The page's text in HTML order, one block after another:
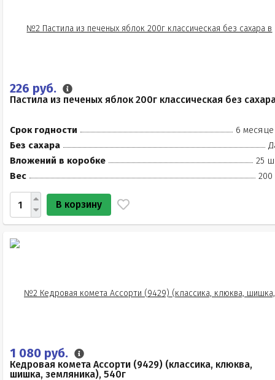
226 руб.
Пастила из печеных яблок 200г классическая без
Срок годности
6
Без сахара
Вложений в коробке
25
Вес
200
В корзину
1 080 руб.
Кедровая комета Ассорти (9429) (классика, клюква,
шишка, земляника), 540г